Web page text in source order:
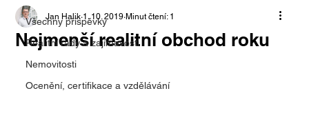
Všechny příspěvky
Realitní rady a zajímavosti
Nemovitosti
Ocenění, certifikace a vzdělávání
Nejmenší realitní obchod roku
Jan Halik 1. 10. 2019 Minut čtení: 1